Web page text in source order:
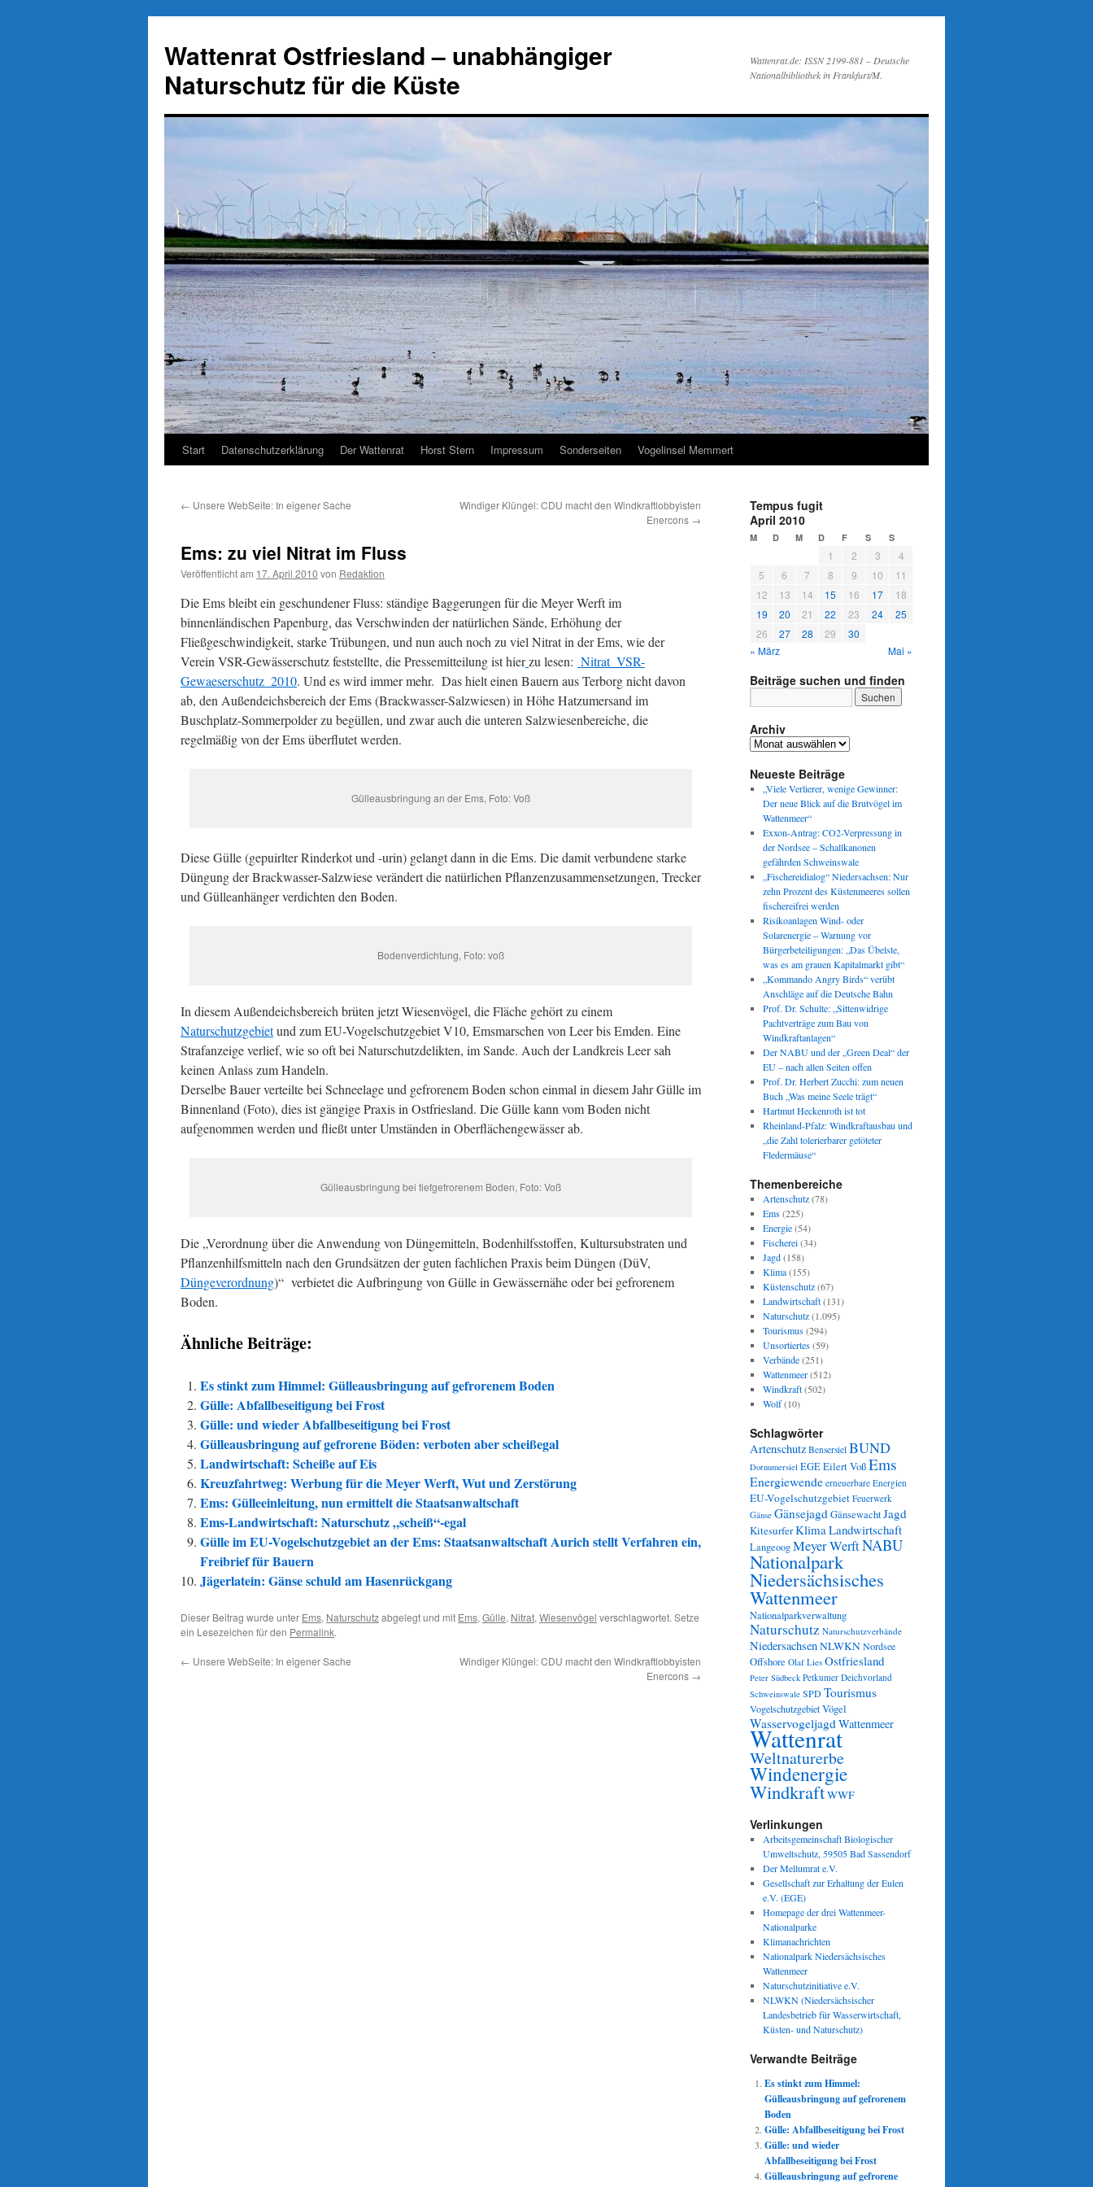
springen
Wattenrat Ostfriesland – unabhängiger
Naturschutz für die Küste
Wattenrat.de: ISSN 2199-881 – Deutsche
Nationalbibliothek in Frankfurt/M.
Start Datenschutzerklärung Der Wattenrat Horst Stern Impressum Sonderseiten Vogelinsel Memmert
← Unsere WebSeite: In eigener Sache
Windiger Klüngel: CDU macht den Windkraftlobbyisten
Enercons →
Ems: zu viel Nitrat im Fluss
Veröffentlicht am 17. April 2010 von Redaktion
Die Ems bleibt ein geschundener Fluss: ständige Baggerungen für die Meyer Werft im
binnenländischen Papenburg, das Verschwinden der natürlichen Sände, Erhöhung der
Fließgeschwindigkeit, starke Trübungen, und nun auch noch zu viel Nitrat in der Ems, wie der
Verein VSR-Gewässerschutz feststellte, die Pressemitteilung ist hierzu lesen: Nitrat_VSR-
Gewaeserschutz_2010. Und es wird immer mehr. Das hielt einen Bauern aus Terborg nicht davon
ab, den Außendeichsbereich der Ems (Brackwasser-Salzwiesen) in Höhe Hatzumersand im
Buschplatz-Sommerpolder zu begüllen, und zwar auch die unteren Salzwiesenbereiche, die
regelmäßig von der Ems überflutet werden.
Gülleausbringung an der Ems, Foto: Voß
Diese Gülle (gepuirlter Rinderkot und -urin) gelangt dann in die Ems. Die damit verbundene starke
Düngung der Brackwasser-Salzwiese verändert die natürlichen Pflanzenzusammensetzungen, Trecker
und Gülleanhänger verdichten den Boden.
Bodenverdichtung, Foto: voß
In diesem Außendeichsbereich brüten jetzt Wiesenvögel, die Fläche gehört zu einem
Naturschutzgebietund zum EU-Vogelschutzgebiet V10, Emsmarschen von Leer bis Emden. Eine
Strafanzeige verlief, wie so oft bei Naturschutzdelikten, im Sande. Auch der Landkreis Leer sah
keinen Anlass zum Handeln.
Derselbe Bauer verteilte bei Schneelage und gefrorenem Boden schon einmal in diesem Jahr Gülle im
Binnenland (Foto), dies ist gängige Praxis in Ostfriesland. Die Gülle kann vom Boden nicht
aufgenommen werden und fließt unter Umständen in Oberflächengewässer ab.
Gülleausbringung bei tiefgefrorenem Boden, Foto: Voß
Die „Verordnung über die Anwendung von Düngemitteln, Bodenhilfsstoffen, Kultursubstraten und
Pflanzenhilfsmitteln nach den Grundsätzen der guten fachlichen Praxis beim Düngen (DüV,
Düngeverordnung)“ verbietet die Aufbringung von Gülle in Gewässernähe oder bei gefrorenem
Boden.
Ähnliche Beiträge:
Es stinkt zum Himmel: Gülleausbringung auf gefrorenem Boden
Gülle: Abfallbeseitigung bei Frost
Gülle: und wieder Abfallbeseitigung bei Frost
Gülleausbringung auf gefrorene Böden: verboten aber scheißegal
Landwirtschaft: Scheiße auf Eis
Kreuzfahrtweg: Werbung für die Meyer Werft, Wut und Zerstörung
Ems: Gülleeinleitung, nun ermittelt die Staatsanwaltschaft
Ems-Landwirtschaft: Naturschutz „scheiß“-egal
Gülle im EU-Vogelschutzgebiet an der Ems: Staatsanwaltschaft Aurich stellt Verfahren ein,
Freibrief für Bauern
Jägerlatein: Gänse schuld am Hasenrückgang
Dieser Beitrag wurde unter Ems, Naturschutzabgelegt und mit Ems, Gülle, Nitrat, Wiesenvögel verschlagwortet. Setze
ein Lesezeichen für den Permalink.
← Unsere WebSeite: In eigener Sache
Windiger Klüngel: CDU macht den Windkraftlobbyisten
Enercons →
Tempus fugit
April 2010
M D M D F S S
1 2 3
4
5
6 7 8 9 10
11
12
13 14 15 16 17
18
19
20 21 22 23 24
25
26
27 28 29
30
« März
Mai »
Beiträge suchen und finden
Archiv
Archiv
Neueste Beiträge
„Viele Verlierer, wenige Gewinner:
Der neue Blick auf die Brutvögel im
Wattenmeer“
Exxon-Antrag: CO2-Verpressung in
der Nordsee – Schallkanonen
gefährden Schweinswale
„Fischereidialog“ Niedersachsen: Nur
zehn Prozent des Küstenmeeres sollen
fischereifrei werden
Risikoanlagen Wind- oder
Solarenergie – Warnung vor
Bürgerbeteiligungen: „Das Übelste,
was es am grauen Kapitalmarkt gibt“
„Kommando Angry Birds“ verübt
Anschläge auf die Deutsche Bahn
Prof. Dr. Schulte: „Sittenwidrige
Pachtverträge zum Bau von
Windkraftanlagen“
Der NABU und der „Green Deal“ der
EU – nach allen Seiten offen
Prof. Dr. Herbert Zucchi: zum neuen
Buch „Was meine Seele trägt“
Hartmut Heckenroth ist tot
Rheinland-Pfalz: Windkraftausbau und
„die Zahl tolerierbarer getöteter
Fledermäuse“
Themenbereiche
Artenschutz(78)
Ems(225)
Energie(54)
Fischerei(34)
Jagd(158)
Klima(155)
Küstenschutz(67)
Landwirtschaft(131)
Naturschutz(1.095)
Tourismus(294)
Unsortiertes(59)
Verbände(251)
Wattenmeer(512)
Windkraft(502)
Wolf(10)
Schlagwörter
Artenschutz Bensersiel BUND
Dornumersiel EGEEilert VoßEms
Energiewende erneuerbare Energien
EU-Vogelschutzgebiet Feuerwerk
Gänse GänsejagdGänsewachtJagd
KitesurferKlimaLandwirtschaft
LangeoogMeyer WerftNABU
Nationalpark
Niedersächsisches
Wattenmeer
Nationalparkverwaltung
Naturschutz Naturschutzverbände
NiedersachsenNLWKNNordsee
Offshore Olaf Lies Ostfriesland
Peter Südbeck Petkumer Deichvorland
Schweinswale SPDTourismus
VogelschutzgebietVögel
WasservogeljagdWattenmeer
Wattenrat
Weltnaturerbe
Windenergie
WindkraftWWF
Verlinkungen
Arbeitsgemeinschaft Biologischer
Umweltschutz, 59505 Bad Sassendorf
Der Mellumrat e.V.
Gesellschaft zur Erhaltung der Eulen
e.V. (EGE)
Homepage der drei Wattenmeer-
Nationalparke
Klimanachrichten
Nationalpark Niedersächsisches
Wattenmeer
Naturschutzinitiative e.V.
NLWKN (Niedersächsischer
Landesbetrieb für Wasserwirtschaft,
Küsten- und Naturschutz)
Verwandte Beiträge
Es stinkt zum Himmel:
Gülleausbringung auf gefrorenem
Boden
Gülle: Abfallbeseitigung bei Frost
Gülle: und wieder
Abfallbeseitigung bei Frost
Gülleausbringung auf gefrorene